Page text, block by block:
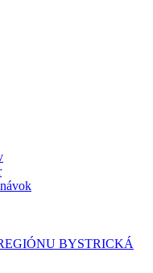
BYSTRICKÁ